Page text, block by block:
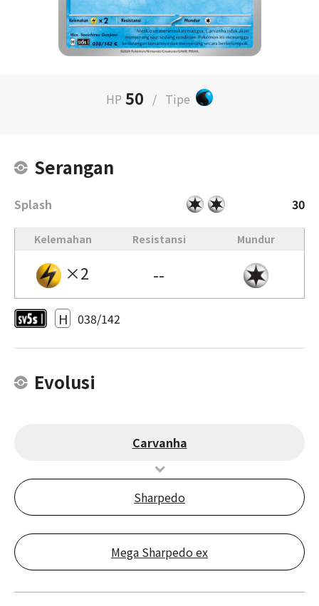
HP 50 / Tipe
Serangan
Splash 30
Kelemahan Resistansi Mundur
×2 --
H 038/142
Evolusi
Carvanha
Sharpedo
Mega Sharpedo ex